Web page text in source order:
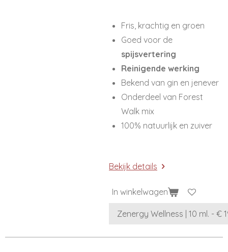
Fris, krachtig en groen
Goed voor de
spijsvertering
Reinigende werking
Bekend van gin en jenever
Onderdeel van Forest
Walk mix
100% natuurlijk en zuiver
Bekijk details
In winkelwagen